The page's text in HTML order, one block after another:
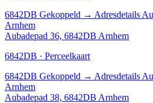
6842DB Gekoppeld → Adresdetails
Arnhem
Aubadepad 36, 6842DB Arnhem
6842DB · Perceelkaart
6842DB Gekoppeld → Adresdetails
Arnhem
Aubadepad 38, 6842DB Arnhem